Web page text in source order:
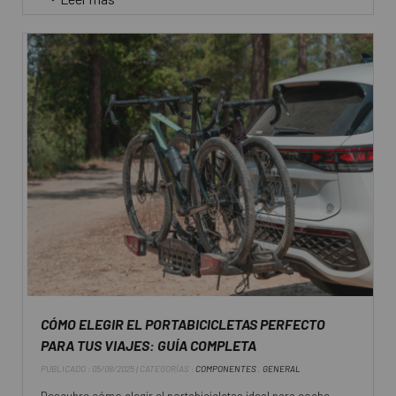
CÓMO ELEGIR EL PORTABICICLETAS PERFECTO
PARA TUS VIAJES: GUÍA COMPLETA
PUBLICADO : 05/08/2025 | CATEGORÍAS : COMPONENTES GENERAL